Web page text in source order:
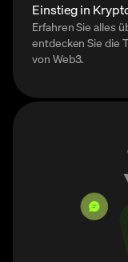
Einstieg in
Erfahren Sie alles
entdecken Sie die
von Web3.